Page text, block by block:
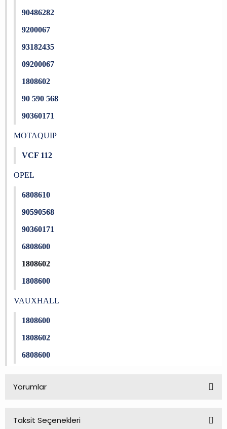
90486282
9200067
93182435
09200067
1808602
90 590 568
90360171
MOTAQUIP
VCF 112
OPEL
6808610
90590568
90360171
6808600
1808602
1808600
VAUXHALL
1808600
1808602
6808600
Yorumlar
Taksit Seçenekleri